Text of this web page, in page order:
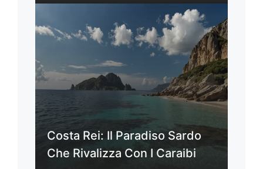
Costa Rei: Il Paradiso Sardo
Che Rivalizza Con I Caraibi